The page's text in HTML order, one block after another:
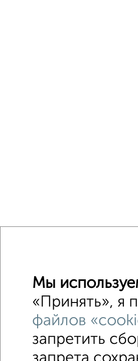
Мы
«Принять», я
файлов
запретить